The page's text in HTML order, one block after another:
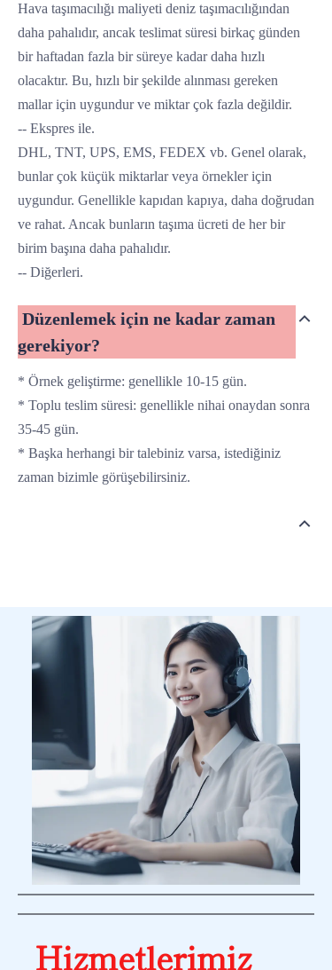
Hava taşımacılığı maliyeti deniz taşımacılığından
daha pahalıdır, ancak teslimat süresi birkaç günden
bir haftadan fazla bir süreye kadar daha hızlı
olacaktır. Bu, hızlı bir şekilde alınması gereken
mallar için uygundur ve miktar çok fazla değildir.
-- Ekspres ile.
DHL, TNT, UPS, EMS, FEDEX vb. Genel olarak,
bunlar çok küçük miktarlar veya örnekler için
uygundur. Genellikle kapıdan kapıya, daha doğrudan
ve rahat. Ancak bunların taşıma ücreti de her bir
birim başına daha pahalıdır.
-- Diğerleri.
Düzenlemek için ne kadar zaman
gerekiyor?
* Örnek geliştirme: genellikle 10-15 gün.
* Toplu teslim süresi: genellikle nihai onaydan sonra
35-45 gün.
* Başka herhangi bir talebiniz varsa, istediğiniz
zaman bizimle görüşebilirsiniz.
Hizmetlerimiz